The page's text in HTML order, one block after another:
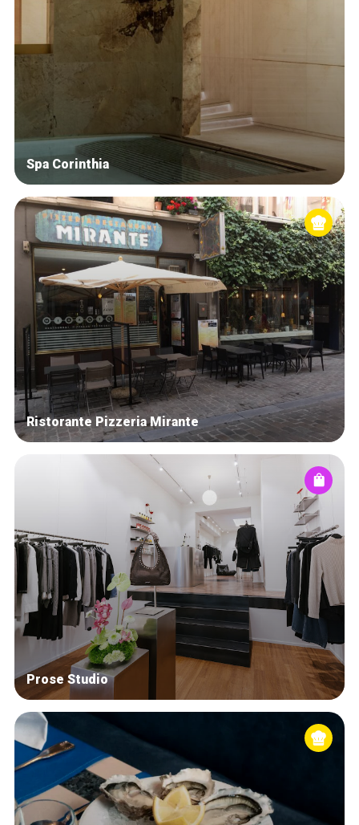
Spa Corinthia
Ristorante Pizzeria Mirante
Prose Studio